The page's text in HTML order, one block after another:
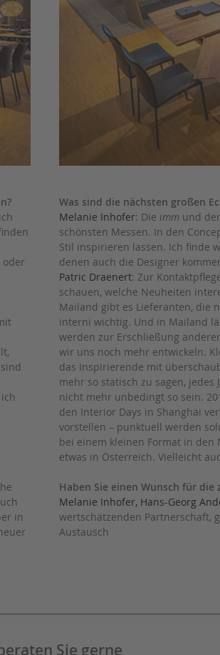
oder
in
Was sind die nächsten großen
Melanie Inhofer: Die imm und der
schönsten Messen. In den
Stil inspirieren lassen. Ich finde
denen auch die Designer
Patric Draenert: Zur
schauen, welche Neuheiten
Mailand gibt es Lieferanten, die
interni wichtig. Und in Mailand
werden zur Erschließung
wir uns noch mehr entwickeln.
das Inspirierende mit
mehr so statisch zu sagen,
nicht mehr unbedingt so sein.
den Interior Days in Shanghai
vorstellen – punktuell werden
bei einem kleinen Format in den
etwas in Österreich. Vielleicht
Haben Sie einen Wunsch für
Melanie Inhofer, Hans-Georg
wertschätzenden Partnerschaft,
Austausch
Sie gerne